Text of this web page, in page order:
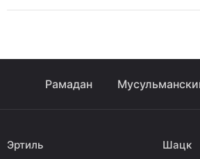
Рамадан
Эртиль
Шацк